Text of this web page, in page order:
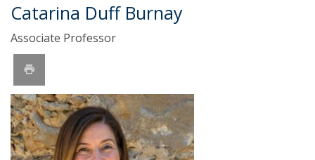
Catarina Duff Burnay
Associate Professor